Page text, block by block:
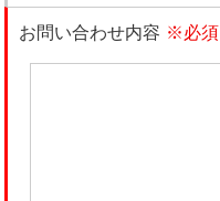
お問い合わせ内容 ※必須